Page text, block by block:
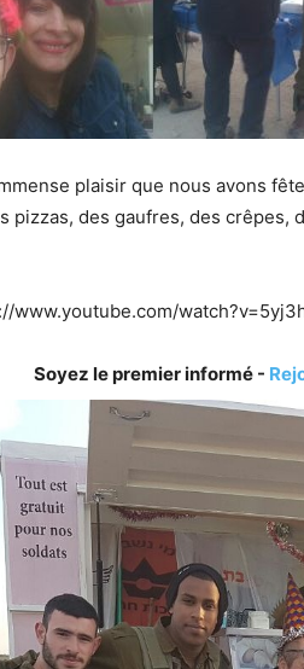
plaisir que nous avons
pizzas, des gaufres, des crêpes,
www.youtube.com/
Soyez le premier informé -